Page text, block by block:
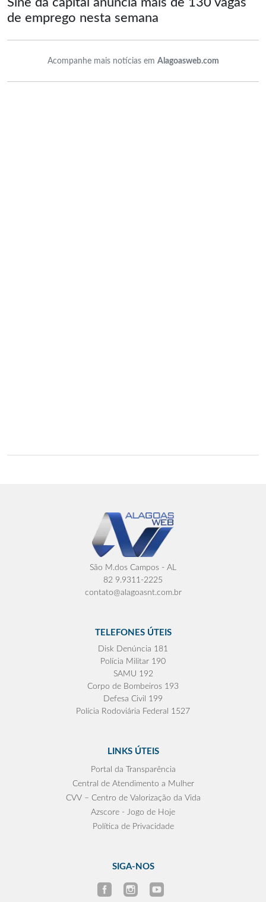
de emprego nesta semana
Acompanhe mais notícias em Alagoasweb.com
São M.dos Campos - AL
82 9.9311-2225
contato@alagoasnt.com.br
TELEFONES ÚTEIS
Disk Denúncia 181
Polícia Militar 190
SAMU 192
Corpo de Bombeiros 193
Defesa Civil 199
Polícia Rodoviária Federal 1527
LINKS ÚTEIS
Portal da Transparência
Central de Atendimento a Mulher
CVV – Centro de Valorização da Vida
Azscore - Jogo de Hoje
Política de Privacidade
SIGA-NOS